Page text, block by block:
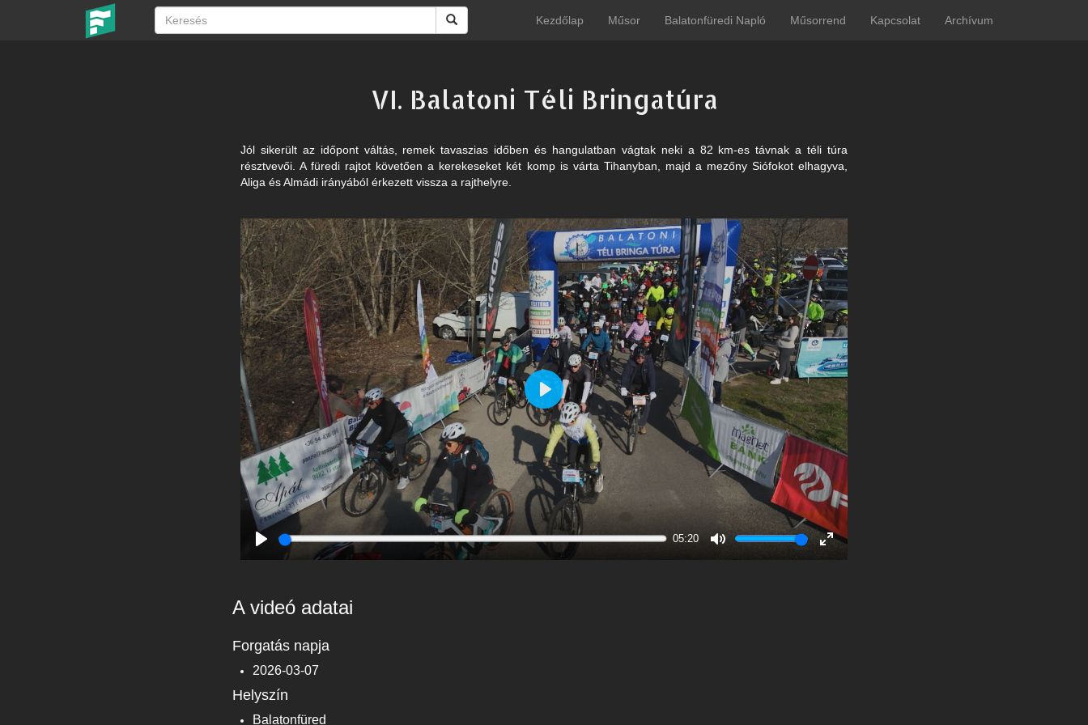
Kezdőlap Műsor Balatonfüredi Napló Műsorrend Kapcsolat Archívum
VI. Balatoni Téli Bringatúra
Jól sikerült az időpont váltás, remek tavaszias időben és hangulatban vágtak neki a 82 km-es távnak a téli túra
résztvevői. A füredi rajtot követően a kerekeseket két komp is várta Tihanyban, majd a mezőny Siófokot elhagyva,
Aliga és Almádi irányából érkezett vissza a rajthelyre.
05:20
Play
A videó adatai
Forgatás napja
2026-03-07
Helyszín
Balatonfüred